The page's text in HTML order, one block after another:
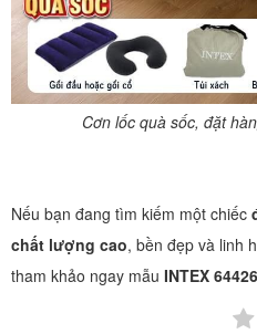
Cơn lốc quà sốc, đặt
Nếu bạn đang tìm kiếm một chiếc
chất lượng cao, bền đẹp và linh
tham khảo ngay mẫu INTEX 64426